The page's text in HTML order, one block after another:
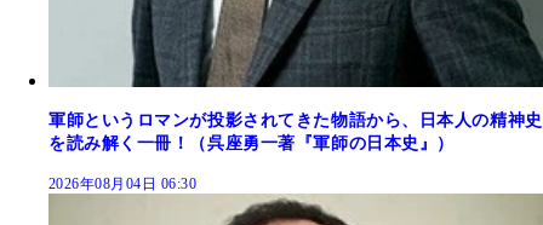
軍師というロマンが投影されてきた物語から、日本人の精神史
を読み解く一冊！（呉座勇一著『軍師の日本史』）
2026年08月04日 06:30